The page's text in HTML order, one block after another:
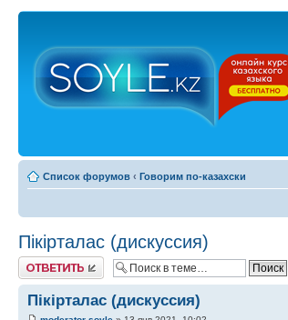
Список форумов ‹ Говорим по-казахски
Пікірталас (дискуссия)
Ответить
Пікірталас (дискуссия)